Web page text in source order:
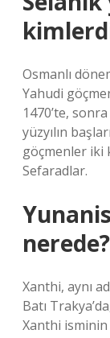
Osmanlı
Yahudi
1470’te,
yüzyılın
göçmenler iki
Sefaradlar.
nerede?
Xanthi, aynı
Batı
Xanthi isminin